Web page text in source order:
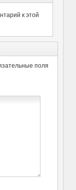
к этой
поля